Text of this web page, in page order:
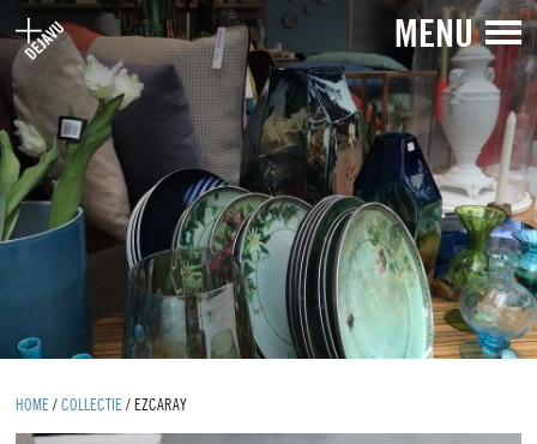
MENU
HOME /COLLECTIE / EZCARAY